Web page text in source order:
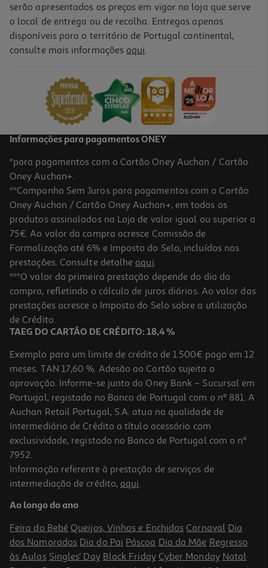
Recarga Fujifilm Instax Mini Pastel Galaxy 10 Folhas
11,99 €
Recarga Fujifilm Instax Square 10
10.99 €/un
10,99 €
Recarga Fujifilm 1x10 Instax Mini 16567816
10.99 €/un
10,99 €
serão apresentados os preços em vigor na loja que serve
o local de entrega ou de recolha. Entregas apenas
disponíveis para o território de Portugal continental,
consulte mais informações aqui.
Informações para pagamentos ONEY
*para pagamentos com o Cartão Oney Auchan / Cartão
Oney Auchan+.
**Campanha Sem Juros para pagamentos com o Cartão
Oney Auchan / Cartão Oney Auchan+, em todos os
produtos assinalados na Loja de valor igual ou superior a
75€. Ao valor da compra acresce Comissão de
Formalização até 6% e Imposto do Selo, incluídos nas
prestações. Consulte detalhe aqui.
***O valor da primeira prestação depende do dia da
compra, refletindo o cálculo de juros diários. Ao valor das
prestações acresce o Imposto do Selo sobre a utilização
de Crédito.
TAEG DO CARTÃO DE CRÉDITO: 18,4 %
Exemplo para um limite de crédito de 1.500€ pago em 12
meses. TAN 17,60 %. Adesão ao Cartão sujeita a
aprovação. Informe-se junto do Oney Bank – Sucursal em
Portugal, registado no Banco de Portugal com o nº 881. A
Auchan Retail Portugal, S.A. atua na qualidade de
Intermediário de Crédito a título acessório com
exclusividade, registado no Banco de Portugal com o nº
7952.
Informação referente à prestação de serviços de
intermediação de crédito, aqui.
Ao longo do ano
Feira do Bebé Queijos, Vinhos e Enchidos Carnaval Dia
dos Namorados Dia do Pai Páscoa Dia da Mãe Regresso
às Aulas Singles' Day Black Friday Cyber Monday Natal